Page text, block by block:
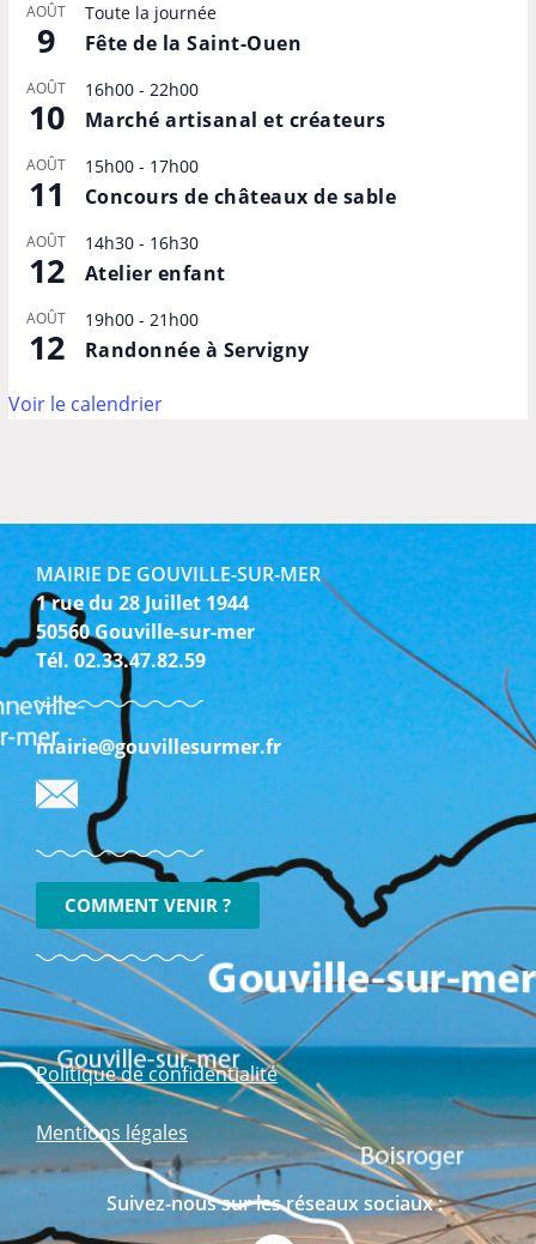
AOÛT
9
Toute la journée
Fête de la Saint-Ouen
AOÛT
10
16h00- 22h00
Marché artisanal et créateurs
AOÛT
11
15h00- 17h00
Concours de châteaux de sable
AOÛT
12
14h30- 16h30
Atelier enfant
AOÛT
12
19h00- 21h00
Randonnée à Servigny
Voir le calendrier
MAIRIE DE GOUVILLE-SUR-MER
1 rue du 28 Juillet 1944
50560 Gouville-sur-mer
Tél. 02.33.47.82.59
mairie@gouvillesurmer.fr
COMMENT VENIR ?
Politique de confidentialité
Mentions légales
Suivez-nous sur les réseaux sociaux :